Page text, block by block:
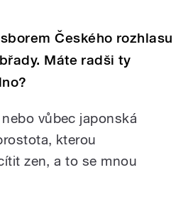
Českého rozhlasu
Máte radši ty
vůbec japonská
kterou
zen, a to se mnou